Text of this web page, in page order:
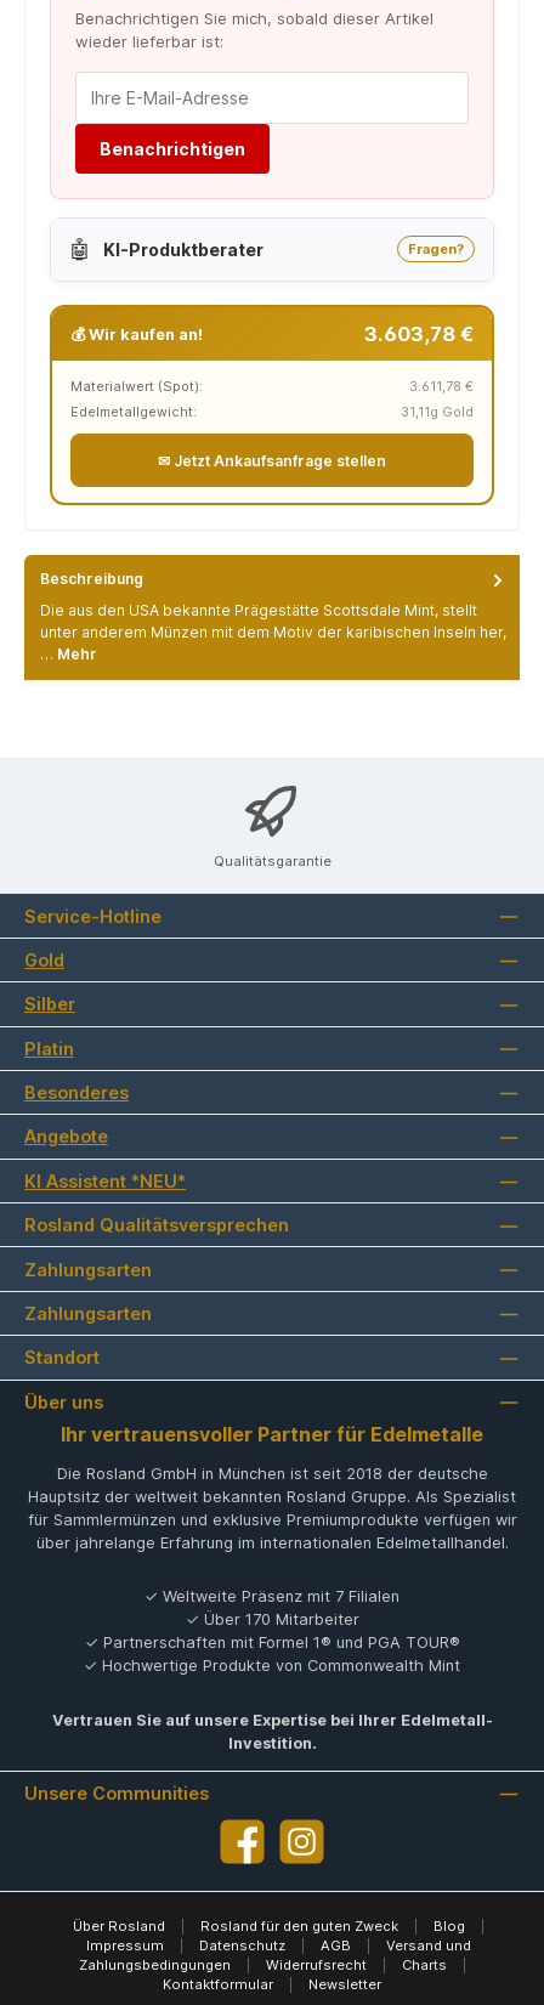
Benachrichtigen Sie mich, sobald dieser Artikel
wieder lieferbar ist:
Benachrichtigen
🤖 KI-Produktberater Fragen?
💰 Wir kaufen an! 3.603,78 €
Materialwert (Spot):
3.611,78 €
Edelmetallgewicht:
31,11g Gold
✉ Jetzt Ankaufsanfrage stellen
Beschreibung
Die aus den USA bekannte Prägestätte Scottsdale Mint, stellt
unter anderem Münzen mit dem Motiv der karibischen Inseln her,
… Mehr
Qualitätsgarantie
Service-Hotline
Gold
Silber
Platin
Besonderes
Angebote
KI Assistent *NEU*
Rosland Qualitätsversprechen
Zahlungsarten
Zahlungsarten
Standort
Über uns
Ihr vertrauensvoller Partner für Edelmetalle
Die Rosland GmbH in München ist seit 2018 der deutsche
Hauptsitz der weltweit bekannten Rosland Gruppe. Als Spezialist
für Sammlermünzen und exklusive Premiumprodukte verfügen wir
über jahrelange Erfahrung im internationalen Edelmetallhandel.
✓ Weltweite Präsenz mit 7 Filialen
✓ Über 170 Mitarbeiter
✓ Partnerschaften mit Formel 1® und PGA TOUR®
✓ Hochwertige Produkte von Commonwealth Mint
Vertrauen Sie auf unsere Expertise bei Ihrer Edelmetall-
Investition.
Unsere Communities
Facebook Instagram
Über Rosland Rosland für den guten Zweck Blog
Impressum
Datenschutz AGB
Versand und
Zahlungsbedingungen
Widerrufsrecht Charts
Kontaktformular
Newsletter